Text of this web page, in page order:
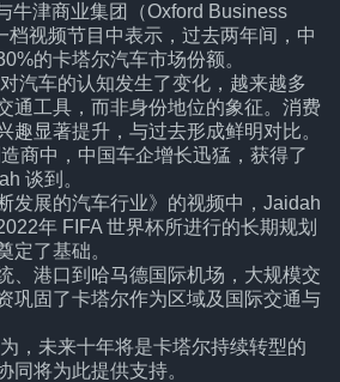
牛津商业集团（Oxford Business
档视频节目中表示，过去两年间，中
的卡塔尔汽车市场份额。
汽车的认知发生了变化，越来越多
通工具，而非身份地位的象征。消费
趣显著提升，与过去形成鲜明对比。
商中，中国车企增长迅猛，获得了
谈到。
发展的汽车行业》的视频中，Jaidah
年 FIFA 世界杯所进行的长期规划
定了基础。
、港口到哈马德国际机场，大规模交
巩固了卡塔尔作为区域及国际交通与
，未来十年将是卡塔尔持续转型的
同将为此提供支持。